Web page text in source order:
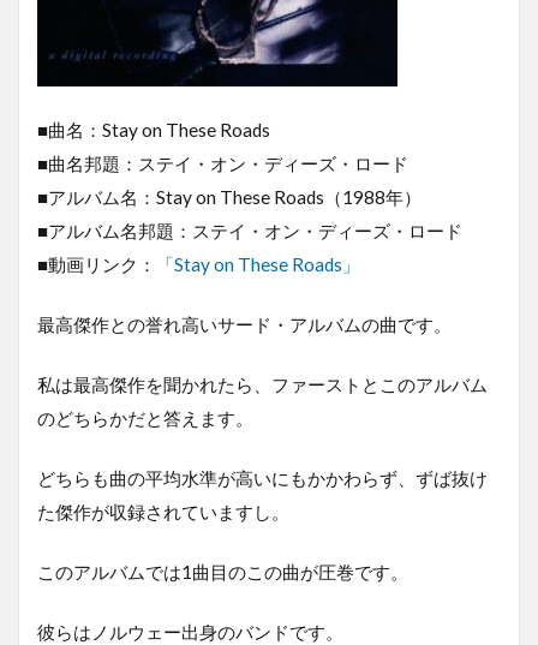
■曲名：Stay on These Roads
■曲名邦題：ステイ・オン・ディーズ・ロード
■アルバム名：Stay on These Roads（1988年）
■アルバム名邦題：ステイ・オン・ディーズ・ロード
■動画リンク：
「Stay on These Roads」
最高傑作との誉れ高いサード・アルバムの曲です。
私は最高傑作を聞かれたら、ファーストとこのアルバム
のどちらかだと答えます。
どちらも曲の平均水準が高いにもかかわらず、ずば抜け
た傑作が収録されていますし。
このアルバムでは1曲目のこの曲が圧巻です。
彼らはノルウェー出身のバンドです。